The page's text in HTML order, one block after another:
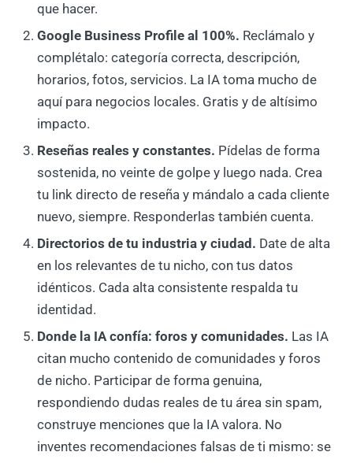
que hacer.
Google Business Profile al 100%. Reclámalo y
complétalo: categoría correcta, descripción,
horarios, fotos, servicios. La IA toma mucho de
aquí para negocios locales. Gratis y de altísimo
impacto.
Reseñas reales y constantes. Pídelas de forma
sostenida, no veinte de golpe y luego nada. Crea
tu link directo de reseña y mándalo a cada cliente
nuevo, siempre. Responderlas también cuenta.
Directorios de tu industria y ciudad. Date de alta
en los relevantes de tu nicho, con tus datos
idénticos. Cada alta consistente respalda tu
identidad.
Donde la IA confía: foros y comunidades. Las IA
citan mucho contenido de comunidades y foros
de nicho. Participar de forma genuina,
respondiendo dudas reales de tu área sin spam,
construye menciones que la IA valora. No
inventes recomendaciones falsas de ti mismo: se